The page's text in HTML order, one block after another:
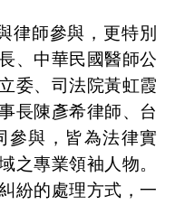
律師參與，更特別
、中華民國醫師公
委、司法院黃虹霞
長陳彥希律師、台
參與，皆為法律實
之專業領袖人物。
紛的處理方式，一